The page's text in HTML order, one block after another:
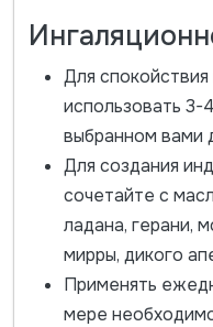
Для
использовать 3-
выбранном вами
Для создания
сочетайте с
ладана, герани,
мирры, дикого
Применять
мере